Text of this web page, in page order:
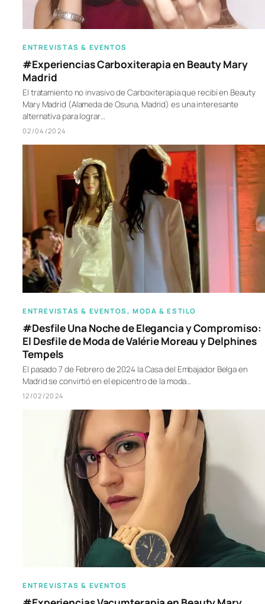
ENTREVISTAS & EVENTOS
#Experiencias Carboxiterapia en Beauty Mary
Madrid
El tratamiento no invasivo de Carboxiterapia que recibí en Beauty
Mary Madrid (Alameda de Osuna, Madrid) es una interesante
alternativa para lograr…
02/04/2024
ENTREVISTAS & EVENTOS , MODA & ESTILO
#Desfile Una Noche de Elegancia y Compromiso:
El Desfile de Moda de Valérie Moreau y Delphines
Tempels
El pasado 7 de Febrero de 2024 la Casa del Embajador Belga en
Madrid se convirtió en el epicentro de la moda…
12/02/2024
ENTREVISTAS & EVENTOS